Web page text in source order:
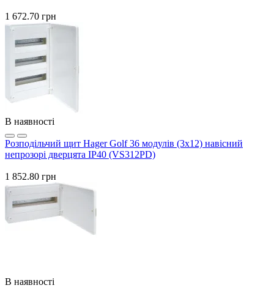
1 672.70 грн
В наявності
Розподільчий щит Hager Golf 36 модулів (3x12) навісний
непрозорі дверцята IP40 (VS312PD)
1 852.80 грн
В наявності